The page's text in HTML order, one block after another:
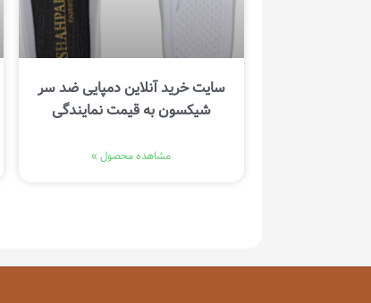
سایت خرید آنلاین دمپایی ضد سر
شیکسون به قیمت نمایندگی
مشاهده محصول »